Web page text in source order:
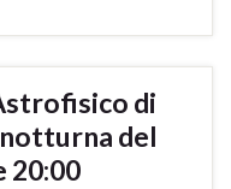
di
del
20:00